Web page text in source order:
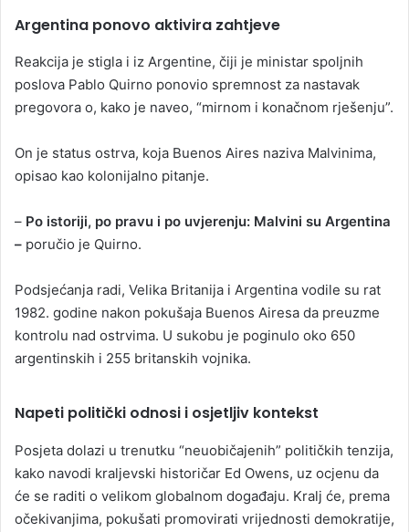
Argentina ponovo aktivira zahtjeve
Reakcija je stigla i iz Argentine, čiji je ministar spoljnih
poslova Pablo Quirno ponovio spremnost za nastavak
pregovora o, kako je naveo, “mirnom i konačnom rješenju”.
On je status ostrva, koja Buenos Aires naziva Malvinima,
opisao kao kolonijalno pitanje.
– Po istoriji, po pravu i po uvjerenju: Malvini su Argentina
– poručio je Quirno.
Podsjećanja radi, Velika Britanija i Argentina vodile su rat
1982. godine nakon pokušaja Buenos Airesa da preuzme
kontrolu nad ostrvima. U sukobu je poginulo oko 650
argentinskih i 255 britanskih vojnika.
Napeti politički odnosi i osjetljiv kontekst
Posjeta dolazi u trenutku “neuobičajenih” političkih tenzija,
kako navodi kraljevski historičar Ed Owens, uz ocjenu da
će se raditi o velikom globalnom događaju. Kralj će, prema
očekivanjima, pokušati promovirati vrijednosti demokratije,